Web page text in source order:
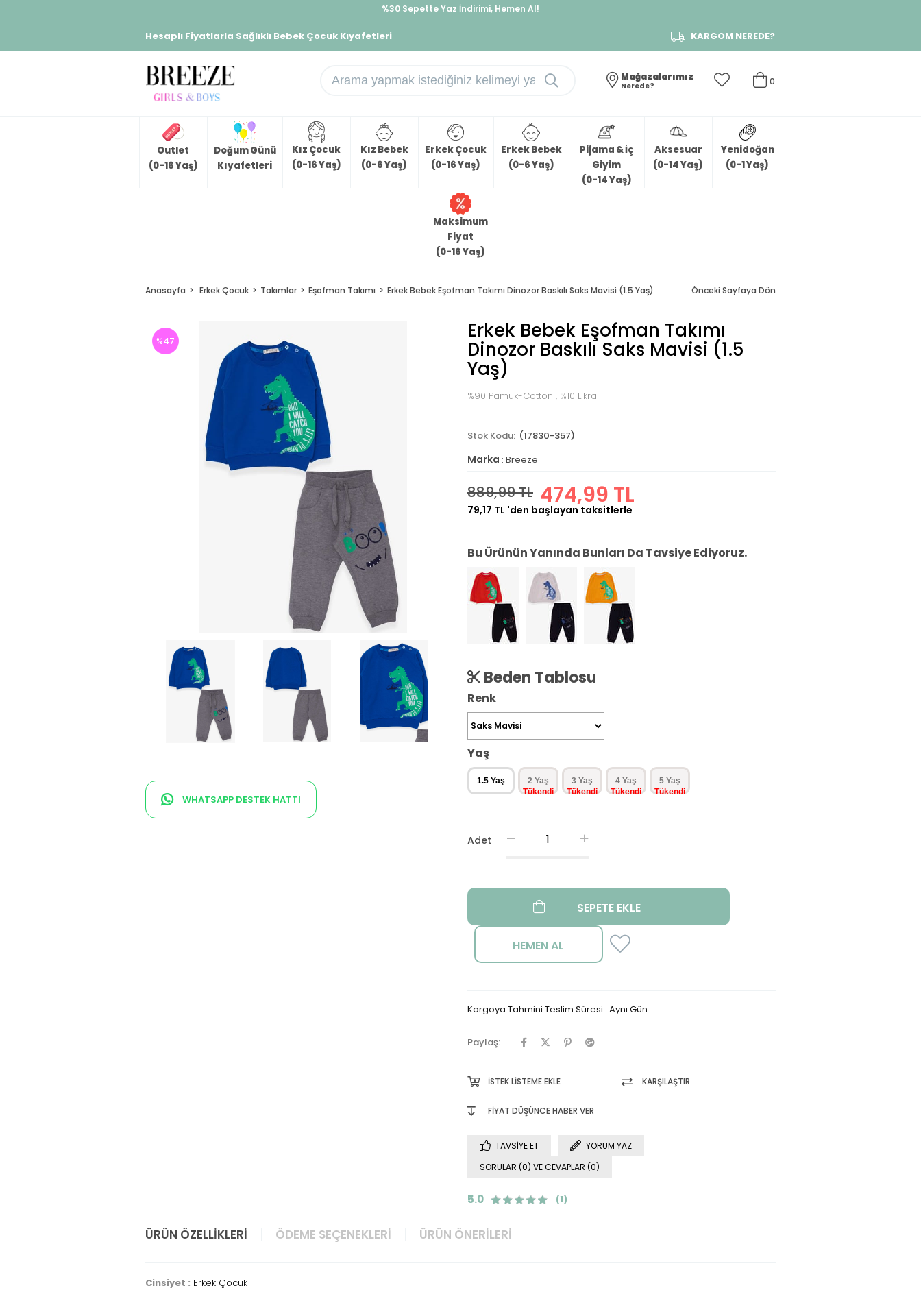
%30 Sepette Yaz İndirimi, Hemen Al!
Hesaplı Fiyatlarla Sağlıklı Bebek Çocuk Kıyafetleri KARGOM NEREDE?
0
Mağazalarımız
Nerede?
Outlet
(0-16 Yaş)
Doğum Günü
Kıyafetleri
Kız Çocuk
(0-16 Yaş)
Kız Bebek
(0-6 Yaş)
Erkek Çocuk
(0-16 Yaş)
Erkek Bebek
(0-6 Yaş)
Pijama & İç
Giyim
(0-14 Yaş)
Aksesuar
(0-14 Yaş)
Yenidoğan
(0-1 Yaş)
Maksimum
Fiyat
(0-16 Yaş)
Anasayfa Erkek Çocuk Takımlar Eşofman Takımı Erkek Bebek Eşofman Takımı Dinozor Baskılı Saks Mavisi (1.5 Yaş) Önceki Sayfaya Dön
%47
WHATSAPP DESTEK HATTI
Erkek Bebek Eşofman Takımı
Dinozor Baskılı Saks Mavisi (1.5
Yaş)
%90 Pamuk-Cotton , %10 Likra
(17830-357)
Marka : Breeze
889,99 TL 474,99 TL
79,17 TL 'den başlayan taksitlerle
Bu Ürünün Yanında Bunları Da Tavsiye Ediyoruz.
Beden Tablosu
Renk
Yaş
1.5 Yaş 2 Yaş 3 Yaş 4 Yaş 5 Yaş
Adet
Kargoya Tahmini Teslim Süresi : Aynı Gün
Paylaş:
İSTEK LISTEME EKLE KARŞILAŞTIR
FIYAT DÜŞÜNCE HABER VER
TAVSIYE ET
YORUM YAZ
SORULAR (0) VE CEVAPLAR (0)
5.0 (1)
ÜRÜN ÖZELLIKLERI ÖDEME SEÇENEKLERI ÜRÜN ÖNERILERI
Cinsiyet : Erkek Çocuk